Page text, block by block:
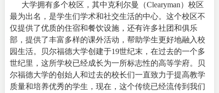
大学拥有多个校区，其中克利尔曼（Clearyman）校区
最为出名，是学生们学术和社交生活的中心。这个校区不
仅提供了优质的住宿和餐饮设施，还有许多社团和俱乐
部，提供了丰富多样的课外活动，帮助学生更好地融入校
园生活。
贝尔福德大学创建于19世纪末，在过去的一个多
世纪里，这所学校已经成长为一所标志性的高等学府。贝
尔福德大学的创始人和过去的校长们一直致力于提高教学
质量和培养优秀的学生，现在，这个传统已经流传到我们